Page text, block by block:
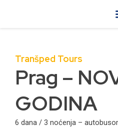
Tranšped Tours
Prag –
GODINA
6 dana / 3 noćenja –